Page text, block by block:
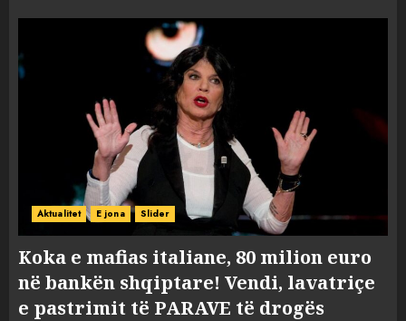
Aktualitet E jona Slider
Koka e mafias italiane, 80 milion euro
në bankën shqiptare! Vendi, lavatriçe
e pastrimit të PARAVE të drogës